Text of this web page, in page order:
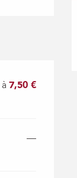
à7,50 €
—